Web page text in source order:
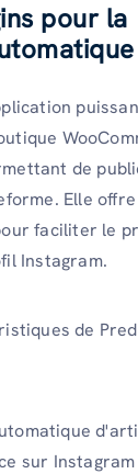
pour la
de
Elle offre
faciliter le
Instagram.
de
sur